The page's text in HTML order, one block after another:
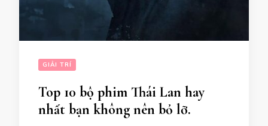
GIẢI TRÍ
Top 10 bộ phim Thái Lan hay
nhất bạn không nên bỏ lỡ.